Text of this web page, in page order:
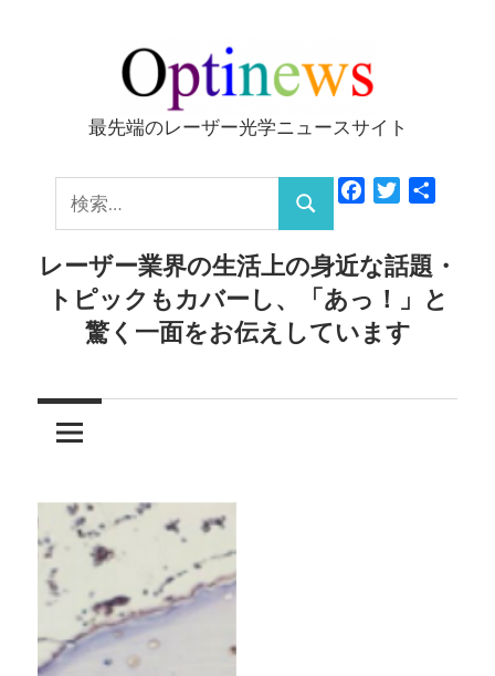
ッ
Optinews
最先端のレーザー光学ニュースサイト
索:
検
索
FacebookTwitter
レーザー業界の生活上の身近な話題・
トピックもカバーし、「あっ！」と
驚く一面をお伝えしています